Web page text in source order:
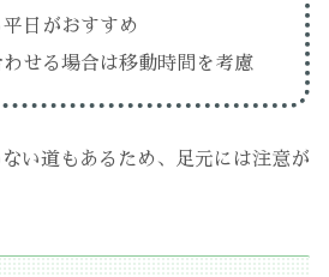
日がおすすめ
せる場合は移動時間を考慮
い道もあるため、足元には注意が